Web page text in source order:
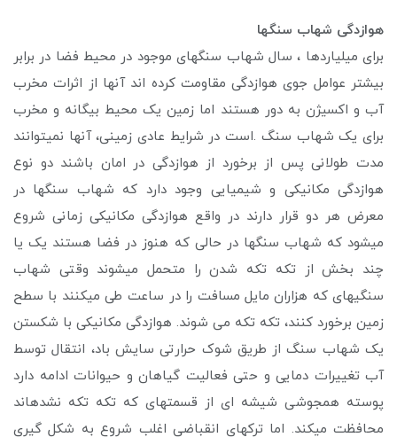
هوازدگی شهاب سنگها
برای میلیاردها ، سال شهاب سنگهای موجود در محیط فضا در برابر
بیشتر عوامل جوی هوازدگی مقاومت کرده اند آنها از اثرات مخرب
آب و اکسیژن به دور هستند اما زمین یک محیط بیگانه و مخرب
برای یک شهاب سنگ .است در شرایط عادی زمینی، آنها نمیتوانند
مدت طولانی پس از برخورد از هوازدگی در امان باشند دو نوع
هوازدگی مکانیکی و شیمیایی وجود دارد که شهاب سنگها در
معرض هر دو قرار دارند در واقع هوازدگی مکانیکی زمانی شروع
میشود که شهاب سنگها در حالی که هنوز در فضا هستند یک یا
چند بخش از تکه تکه شدن را متحمل میشوند وقتی شهاب
سنگیهای که هزاران مایل مسافت را در ساعت طی میکنند با سطح
زمین برخورد کنند، تکه تکه می شوند. هوازدگی مکانیکی با شکستن
یک شهاب سنگ از طریق شوک حرارتی سایش باد، انتقال توسط
آب تغییرات دمایی و حتی فعالیت گیاهان و حیوانات ادامه دارد
پوسته همجوشی شیشه ای از قسمتهای که تکه تکه نشدهاند
محافظت میکند. اما ترکهای انقباضی اغلب شروع به شکل گیری